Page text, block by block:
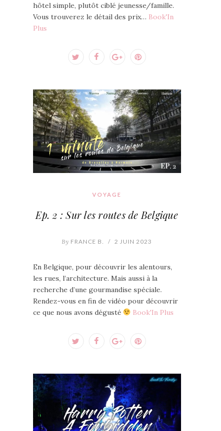
hôtel simple, plutôt ciblé jeunesse/famille.
Vous trouverez le détail des prix… Book'In
Plus
VOYAGE
Ep. 2 : Sur les routes de Belgique
By FRANCE B. / 2 JUIN 2023
En Belgique, pour découvrir les alentours,
les rues, l’architecture. Mais aussi à la
recherche d’une gourmandise spéciale.
Rendez-vous en fin de vidéo pour découvrir
ce que nous avons dégusté
Book'In Plus